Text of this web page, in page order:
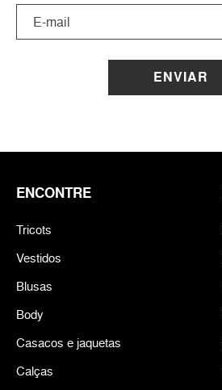
ENVIAR
ENCONTRE
Tricots
Vestidos
Blusas
Body
Casacos e jaquetas
Calças